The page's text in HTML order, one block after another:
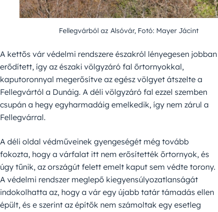
Fellegvárból az Alsóvár, Fotó: Mayer Jácint
A kettős vár védelmi rendszere északról lényegesen jobban
erődített, így az északi völgyzáró fal őrtornyokkal,
kaputoronnyal megerősítve az egész völgyet átszelte a
Fellegvártól a Dunáig. A déli völgyzáró fal ezzel szemben
csupán a hegy egyharmadáig emelkedik, így nem zárul a
Fellegvárral.
A déli oldal védműveinek gyengeségét még tovább
fokozta, hogy a várfalat itt nem erősítették őrtornyok, és
úgy tűnik, az országút felett emelt kaput sem védte torony.
A védelmi rendszer meglepő kiegyensúlyozatlanságát
indokolhatta az, hogy a vár egy újabb tatár támadás ellen
épült, és e szerint az építők nem számoltak egy esetleg